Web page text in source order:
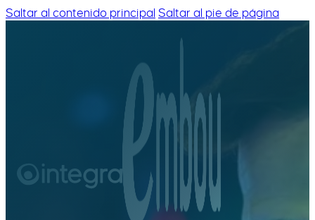
Saltar al contenido principal Saltar al pie de página